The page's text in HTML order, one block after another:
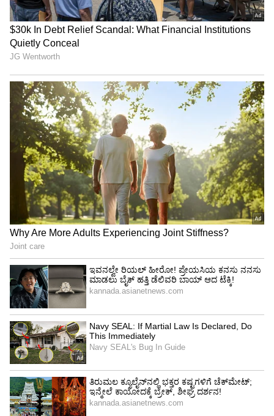
ಹೀಗಾಗಿ ಯಾವ ರೀತಿಯ ಕ್ರಮ ಕೈಗೊಳ್ಳಬಹುದು ಎಂಬ
ವರದಿ ಸಲ್ಲಿಸುವಂತೆ ಇಲಾಖೆ ಮುಖ್ಯ ಕಾರ್ಯದರ್ಶಿ
ಕೇಳಿದ್ದಾರೆ. ಜೊತೆಗೆ ಅಂದಿನ ಎಂಜಿನಿಯರ್ ವಿರುದ್ಧ
ವಿಚಾರಣೆಗೆ ಲೋಕಾಯುಕ್ತಕ್ಕೆ ವಹಿಸಿದೆ. ಈ ಕುರಿತು
ಮಾತನಾಡಿರುವ ತನ್ನೀರಾ ಮೈನಾ ಅಂದಿನ ಸಿಎಂ ಅವರಿಗೆ
ಸುಳ್ಳು ಮಾಹಿತಿ ನೀಡಿ ಕಾಮಗಾರಿ ಪೂರ್ಣಗೊಳ್ಳದಿದ್ದರೂ
ಉದ್ಘಾಟಿಸಿರುವ ಅಂದಿನ ಅಧಿಕಾರಿಗಳ ವಿರುದ್ಧ ಶಿಸ್ತು ಕ್ರಮ
ಕೈಗೊಳ್ಳಬೇಕು, ಅಂದಿನ ಶಾಸಕರು ಜಿಲ್ಲೆಯ ಜನರ
ಕ್ಷಮೆಯಾಚಿಸಬೇಕು ಎಂದು ಆಗ್ರಹಿಸಿದ್ದಾರೆ.